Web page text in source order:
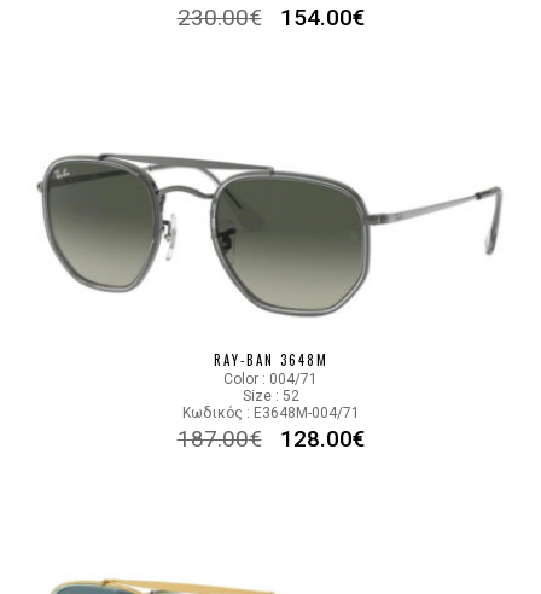
230.00€ 154.00€
RAY-BAN 3648M
Color : 004/71
Size : 52
Κωδικός : E3648M-004/71
187.00€ 128.00€